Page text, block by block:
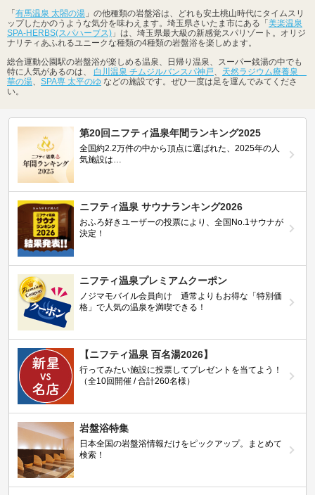
「 有馬温泉 太閤の湯 」の他種類の岩盤浴は、どれも安土桃山時代にタイムスリ
ップしたかのうような気分を味わえます。埼玉県さいたま市にある「 美楽温泉
SPA-HERBS(スパハーブス) 」は、埼玉県最大級の新感覚スパリゾート。オリジ
ナリティあふれるユニークな種類の4種類の岩盤浴を楽しめます。
総合運動公園駅の岩盤浴が楽しめる温泉、日帰り温泉、スーパー銭湯の中でも
特に人気があるのは、 白川温泉 チムジルバンスパ神戸、 天然ラジウム療養泉
華の湯、 SPA専 太平のゆ などの施設です。ぜひ一度は足を運んでみてくださ
い。
第20回ニフティ温泉年間ランキング2025
全国約2.2万件の中から頂点に選ばれた、2025年の人
気施設は…
ニフティ温泉 サウナランキング2026
おふろ好きユーザーの投票により、全国No.1サウナが
決定！
ニフティ温泉プレミアムクーポン
ノジマモバイル会員向け 通常よりもお得な「特別価
格」で人気の温泉を満喫できる！
【ニフティ温泉 百名湯2026】
行ってみたい施設に投票してプレゼントを当てよう！
（全10回開催 / 合計260名様）
岩盤浴特集
日本全国の岩盤浴情報だけをピックアップ。まとめて
検索！